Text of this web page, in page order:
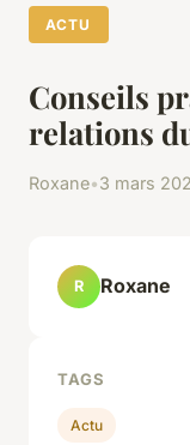
ACTU
Conseils
relations
Roxane•3 mars
R Roxane
TAGS
Actu